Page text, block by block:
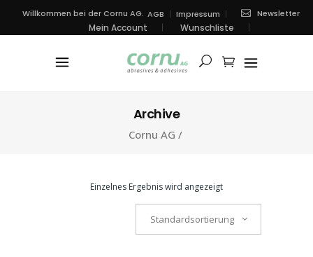
Willkommen bei der Cornu AG. AGB Impressum Newsletter
Mein Account Wunschliste
Archive
Cornu AG /
Einzelnes Ergebnis wird angezeigt
Standardsortierung